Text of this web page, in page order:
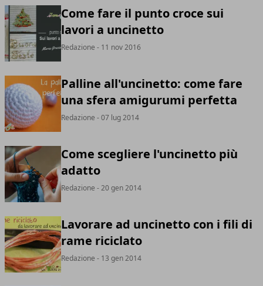
Come fare il punto croce sui
lavori a uncinetto
Redazione - 11 nov 2016
Palline all'uncinetto: come fare
una sfera amigurumi perfetta
Redazione - 07 lug 2014
Come scegliere l'uncinetto più
adatto
Redazione - 20 gen 2014
Lavorare ad uncinetto con i fili di
rame riciclato
Redazione - 13 gen 2014